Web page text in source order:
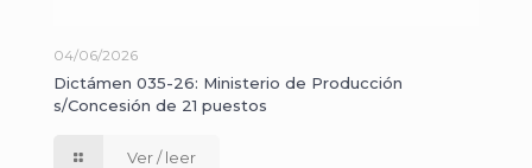
04/06/2026
Dictámen 035-26: Ministerio de Producción
s/Concesión de 21 puestos
Ver / leer